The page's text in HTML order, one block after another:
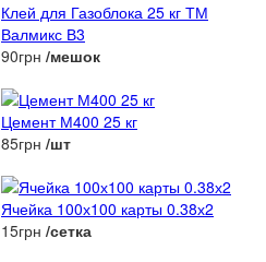
Клей для Газоблока 25 кг ТМ
Валмикс В3
90грн /мешок
Цемент М400 25 кг
85грн /шт
Ячейка 100х100 карты 0.38х2
15грн /сетка